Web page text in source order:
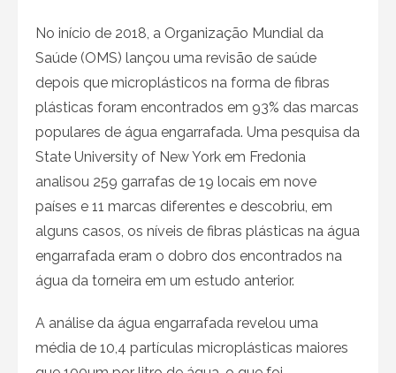
No início de 2018, a Organização Mundial da
Saúde (OMS) lançou uma revisão de saúde
depois que microplásticos na forma de fibras
plásticas foram encontrados em 93% das marcas
populares de água engarrafada. Uma pesquisa da
State University of New York em Fredonia
analisou 259 garrafas de 19 locais em nove
países e 11 marcas diferentes e descobriu, em
alguns casos, os níveis de fibras plásticas na água
engarrafada eram o dobro dos encontrados na
água da torneira em um estudo anterior.
A análise da água engarrafada revelou uma
média de 10,4 partículas microplásticas maiores